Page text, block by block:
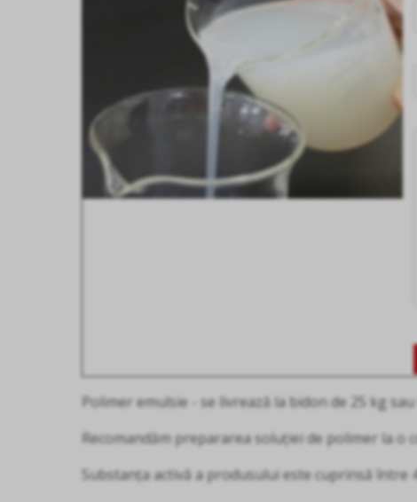
Polimer emulsie - se livrează la bidon de 25 kg sau
Recomandăm prepararea soluției de polimer la o
Substanța activă a produsului este cuprinsă între